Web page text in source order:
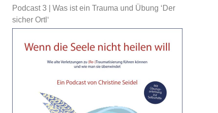
Podcast 3 | Was ist ein Trauma und Übung ‘Der
sicher Ortl‘